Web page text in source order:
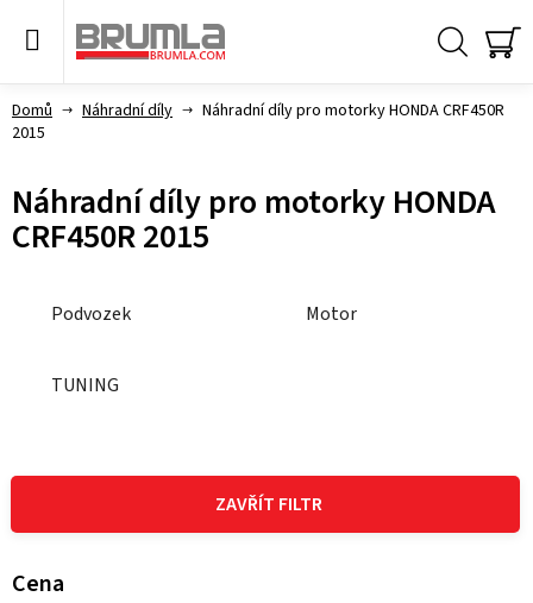
Domů Náhradní díly
Náhradní díly pro motorky HONDA CRF450R
2015
Náhradní díly pro motorky HONDA
CRF450R 2015
Podvozek Motor
TUNING
ZAVŘÍT FILTR
Cena
V
p
i